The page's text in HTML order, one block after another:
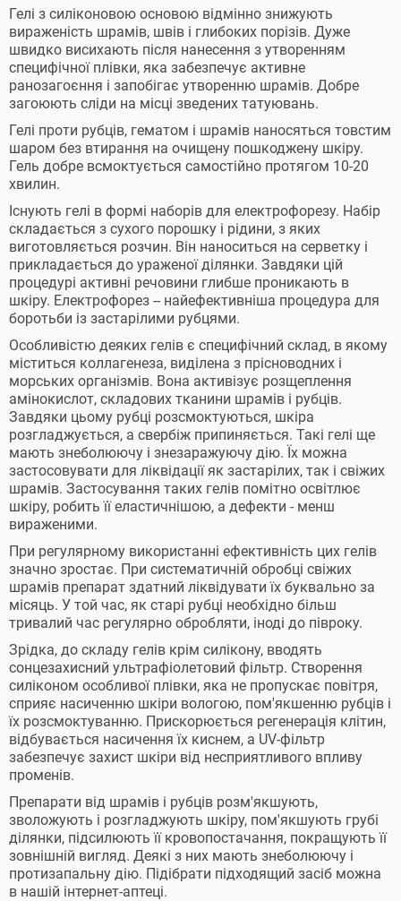
Гелі з силіконовою основою відмінно знижують
вираженість шрамів, швів і глибоких порізів. Дуже
швидко висихають після нанесення з утворенням
специфічної плівки, яка забезпечує активне
ранозагоєння і запобігає утворенню шрамів. Добре
загоюють сліди на місці зведених татуювань.
Гелі проти рубців, гематом і шрамів наносяться товстим
шаром без втирання на очищену пошкоджену шкіру.
Гель добре всмоктується самостійно протягом 10-20
хвилин.
Існують гелі в формі наборів для електрофорезу. Набір
складається з сухого порошку і рідини, з яких
виготовляється розчин. Він наноситься на серветку і
прикладається до ураженої ділянки. Завдяки цій
процедурі активні речовини глибше проникають в
шкіру. Електрофорез -- найефективніша процедура для
боротьби із застарілими рубцями.
Особливістю деяких гелів є специфічний склад, в якому
міститься коллагенеза, виділена з прісноводних і
морських організмів. Вона активізує розщеплення
амінокислот, складових тканини шрамів і рубців.
Завдяки цьому рубці розсмоктуються, шкіра
розгладжується, а свербіж припиняється. Такі гелі ще
мають знеболюючу і знезаражуючу дію. Їх можна
застосовувати для ліквідації як застарілих, так і свіжих
шрамів. Застосування таких гелів помітно освітлює
шкіру, робить її еластичнішою, а дефекти - менш
вираженими.
При регулярному використанні ефективність цих гелів
значно зростає. При систематичній обробці свіжих
шрамів препарат здатний ліквідувати їх буквально за
місяць. У той час, як старі рубці необхідно більш
тривалий час регулярно обробляти, іноді до півроку.
Зрідка, до складу гелів крім силікону, вводять
сонцезахисний ультрафіолетовий фільтр. Створення
силіконом особливої плівки, яка не пропускає повітря,
сприяє насиченню шкіри вологою, пом'якшенню рубців і
їх розсмоктуванню. Прискорюється регенерація клітин,
відбувається насичення їх киснем, а UV-фільтр
забезпечує захист шкіри від несприятливого впливу
променів.
Препарати від шрамів і рубців розм'якшують,
зволожують і розгладжують шкіру, пом'якшують грубі
ділянки, підсилюють її кровопостачання, покращують її
зовнішній вигляд. Деякі з них мають знеболюючу і
протизапальну дію. Підібрати підходящий засіб можна
в нашій інтернет-аптеці.